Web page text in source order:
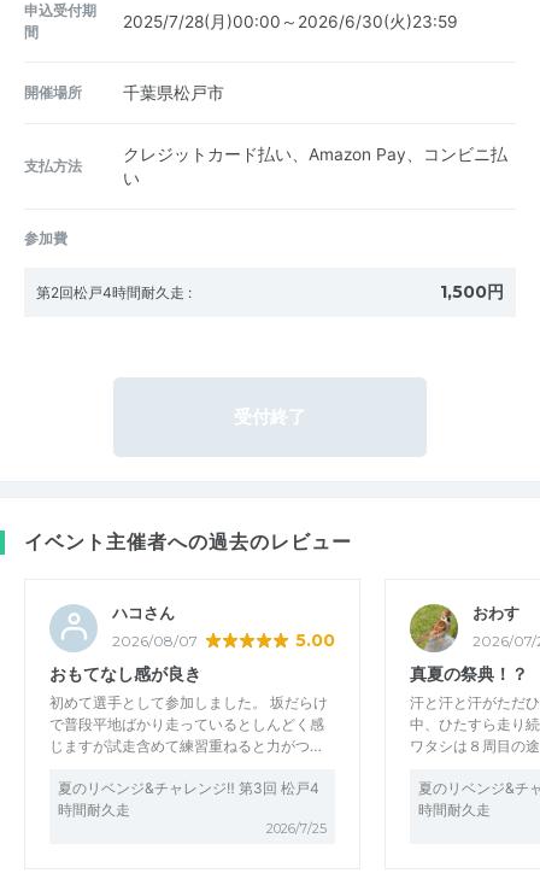
申込受付期
間
2025/7/28(月)00:00～2026/6/30(火)23:59
開催場所 千葉県松戸市
支払方法
クレジットカード払い、Amazon Pay、コンビニ払
い
参加費
第2回松戸4時間耐久走 : 1,500円
受付終了
イベント主催者への過去のレビュー
ハコさん
2026/08/07 5.00
おもてなし感が良き
初めて選手として参加しました。 坂だらけ
で普段平地ばかり走っているとしんどく感
じますが試走含めて練習重ねると力がつ…
夏のリベンジ&チャレンジ‼️ 第3回 松戸4
時間耐久走
2026/7/25
おわす
2026/07/
真夏の祭典！？
汗と汗と汗がただ
中、ひたすら走り
ワタシは８周目の
夏のリベンジ&チ
時間耐久走